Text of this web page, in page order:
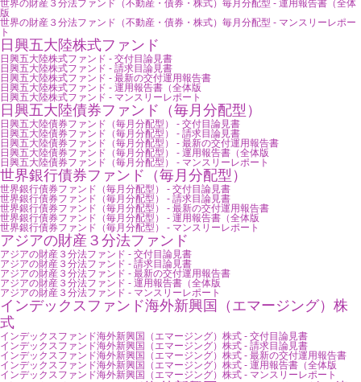
世界の財産３分法ファンド（不動産・債券・株式）毎月分配型 - 運用報告書（全体
版
世界の財産３分法ファンド（不動産・債券・株式）毎月分配型 - マンスリーレポー
ト
日興五大陸株式ファンド
日興五大陸株式ファンド - 交付目論見書
日興五大陸株式ファンド - 請求目論見書
日興五大陸株式ファンド - 最新の交付運用報告書
日興五大陸株式ファンド - 運用報告書（全体版
日興五大陸株式ファンド - マンスリーレポート
日興五大陸債券ファンド（毎月分配型）
日興五大陸債券ファンド（毎月分配型） - 交付目論見書
日興五大陸債券ファンド（毎月分配型） - 請求目論見書
日興五大陸債券ファンド（毎月分配型） - 最新の交付運用報告書
日興五大陸債券ファンド（毎月分配型） - 運用報告書（全体版
日興五大陸債券ファンド（毎月分配型） - マンスリーレポート
世界銀行債券ファンド（毎月分配型）
世界銀行債券ファンド（毎月分配型） - 交付目論見書
世界銀行債券ファンド（毎月分配型） - 請求目論見書
世界銀行債券ファンド（毎月分配型） - 最新の交付運用報告書
世界銀行債券ファンド（毎月分配型） - 運用報告書（全体版
世界銀行債券ファンド（毎月分配型） - マンスリーレポート
アジアの財産３分法ファンド
アジアの財産３分法ファンド - 交付目論見書
アジアの財産３分法ファンド - 請求目論見書
アジアの財産３分法ファンド - 最新の交付運用報告書
アジアの財産３分法ファンド - 運用報告書（全体版
アジアの財産３分法ファンド - マンスリーレポート
インデックスファンド海外新興国（エマージング）株
式
インデックスファンド海外新興国（エマージング）株式 - 交付目論見書
インデックスファンド海外新興国（エマージング）株式 - 請求目論見書
インデックスファンド海外新興国（エマージング）株式 - 最新の交付運用報告書
インデックスファンド海外新興国（エマージング）株式 - 運用報告書（全体版
インデックスファンド海外新興国（エマージング）株式 - マンスリーレポート